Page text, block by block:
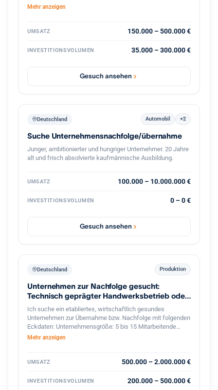
Unterstützung, sucht profitablen Online-Shop in
garantiert.
Mehr anzeigen
UMSATZ 150.000 – 500.000 €
INVESTITIONSVOLUMEN 35.000 – 300.000 €
Gesuch ansehen
Deutschland Automobil +2
Suche Unternehmensnachfolge/übernahme
Junger, ambitionierter und hungriger Unternehmer. 20 Jahre
alt und frisch absolvierte kaufmännische Ausbildung.
UMSATZ 100.000 – 10.000.000 €
INVESTITIONSVOLUMEN 0 – 0 €
Gesuch ansehen
Deutschland Produktion
Unternehmen zur Nachfolge gesucht:
Technisch geprägter Handwerksbetrieb oder
KMU
Ich suche ein etabliertes, wirtschaftlich gesundes
Unternehmen zur Übernahme bzw. Nachfolge mit folgenden
Eckdaten: Unternehmensgröße: 5 bis 15 Mitarbeitende
Umsatz: etwa 800.000 bis 2 Mio. Euro Branche: Handwerk,
stabiler, möglichst diversifizierter Kundenstamm Produkte &
ersetzenden Technologien oder Leistungen Perspektive:
Mehr anzeigen
UMSATZ 500.000 – 2.000.000 €
INVESTITIONSVOLUMEN 200.000 – 500.000 €